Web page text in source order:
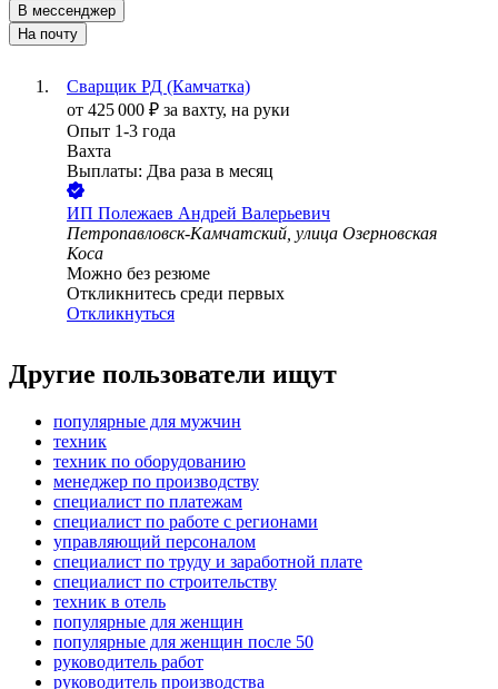
В мессенджер
На почту
Сварщик РД (Камчатка)
от 425 000 ₽ за вахту, на руки
Опыт 1-3 года
Вахта
Выплаты: Два раза в месяц
ИП Полежаев Андрей Валерьевич
Петропавловск-Камчатский, улица Озерновская
Коса
Можно без резюме
Откликнитесь среди первых
Откликнуться
Другие пользователи ищут
популярные для мужчин
техник
техник по оборудованию
менеджер по производству
специалист по платежам
специалист по работе с регионами
управляющий персоналом
специалист по труду и заработной плате
специалист по строительству
техник в отель
популярные для женщин
популярные для женщин после 50
руководитель работ
руководитель производства